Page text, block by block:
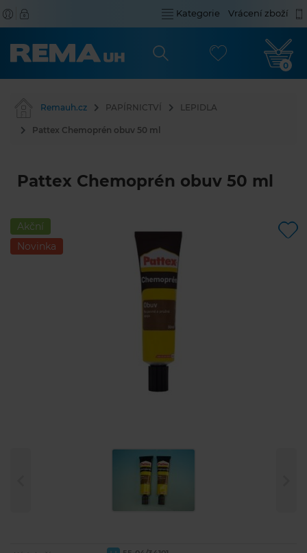
Kategorie Vrácení zboží
0
Remauh.cz PAPÍRNICTVÍ LEPIDLA
Pattex Chemoprén obuv 50 ml
Pattex Chemoprén obuv 50 ml
Akční
Novinka